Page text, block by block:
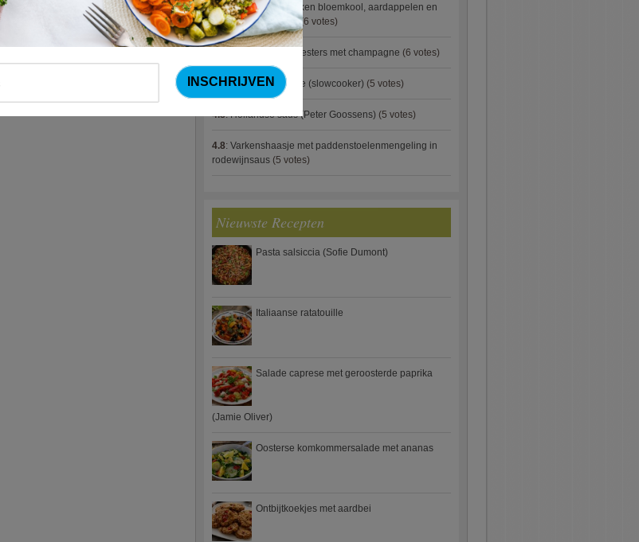
4.8:Zalm met gebakken bloemkool, aardappelen en
spek (Jeroen Meus)(6 votes)
Gegratineerde oesters met champagne (6 votes)
4.8:Linzenbolognese (slowcooker) (5 votes)
4.8:Hollandse saus (Peter Goossens) (5 votes)
4.8: Varkenshaasje met paddenstoelenmengeling in
rodewijnsaus (5 votes)
Nieuwste Recepten
Pasta salsiccia (Sofie Dumont)
Italiaanse ratatouille
Salade caprese met geroosterde paprika
(Jamie Oliver)
Oosterse komkommersalade met ananas
Ontbijtkoekjes met aardbei